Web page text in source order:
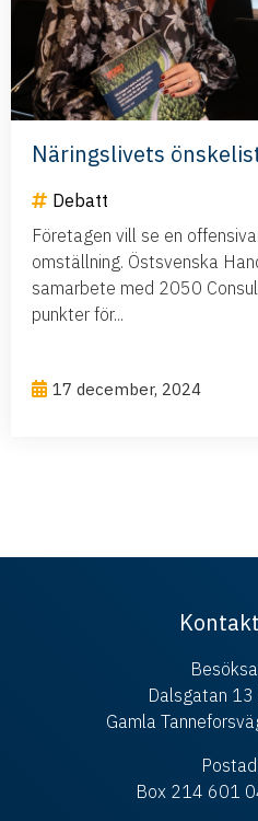
Näringslivets
Debatt
Företagen vill se en
omställning. Östsvenska
samarbete med 2050
punkter för...
17 december, 2024
Dalsgatan 13
Gamla
Box 214 601